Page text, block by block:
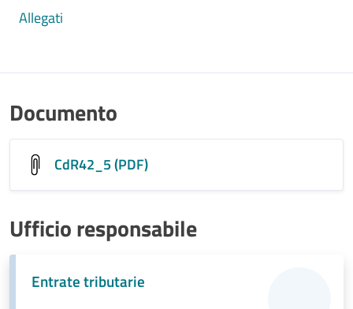
Allegati
Documento
CdR42_5 (PDF)
Ufficio responsabile
Entrate tributarie